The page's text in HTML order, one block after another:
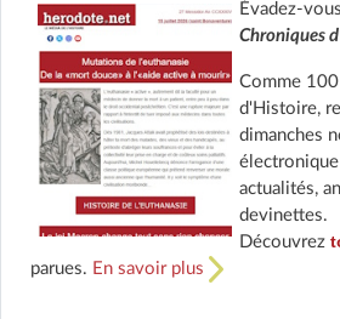
Évadez-
Chroniques
Comme
d'Histoire,
dimanches
actualités,
devinettes.
Découvrez
parues. En savoir plus